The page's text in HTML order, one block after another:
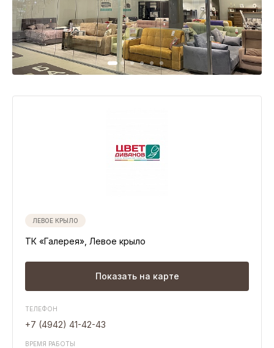
Контакты
Рекламодателям
Документы
Транспортная доступность
АДРЕС
г. Кострома, ул. Ткачей, д. 7,+7 (4942) 46-76-26
ВРЕМЯ РАБОТЫ ТК
ГМ Адмирал с 9:00 до 22:00
Торговые аллеи с 10:00 до 21:00
ЛЕВОЕ КРЫЛО
ТК «Галерея», Левое крыло
Показать на карте
ТЕЛЕФОН
+7 (4942) 41-42-43
ВРЕМЯ РАБОТЫ